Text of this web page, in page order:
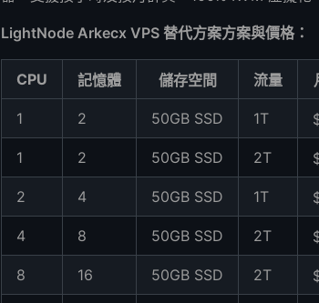
LightNode Arkecx VPS 替代方案方案與價格：
CPU 記憶體 儲存空間 流量
1 2 50GB SSD 1T
1 2 50GB SSD 2T
2 4 50GB SSD 1T
4 8 50GB SSD 2T
8 16 50GB SSD 2T